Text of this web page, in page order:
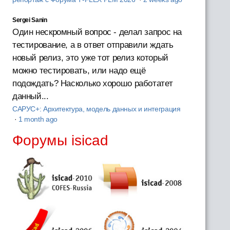
Sergei Sanin
Один нескромный вопрос - делал запрос на
тестирование, а в ответ отправили ждать
новый релиз, это уже тот релиз который
можно тестировать, или надо ещё
подождать? Насколько хорошо работатет
данный...
САРУС+: Архитектура, модель данных и интеграция
· 1 month ago
Форумы isicad